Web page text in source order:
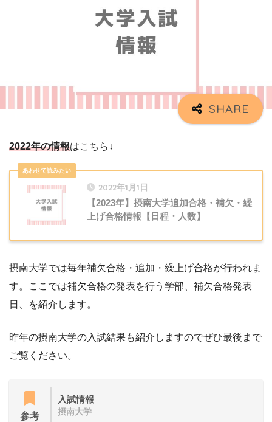
2022年の情報はこちら↓
2022年1月1日
【2023年】摂南大学追加合格・補欠・繰
上げ合格情報【日程・人数】
摂南大学では毎年補欠合格・追加・繰上げ合格が行われま
す。ここでは補欠合格の発表を行う学部、補欠合格発表
日、を紹介します。
昨年の摂南大学の入試結果も紹介しますのでぜひ最後まで
ご覧ください。
参考
入試情報
摂南大学